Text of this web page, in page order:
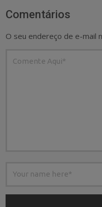
Comentários
O seu endereço de e-mail